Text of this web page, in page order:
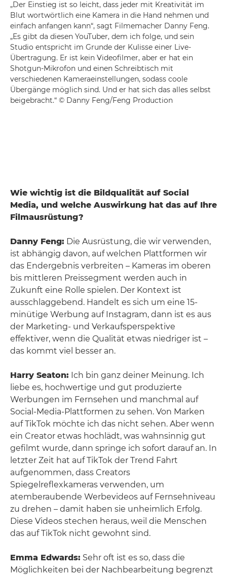
„Der Einstieg ist so leicht, dass jeder mit Kreativität im
Blut wortwörtlich eine Kamera in die Hand nehmen und
einfach anfangen kann“, sagt Filmemacher Danny Feng.
„Es gibt da diesen YouTuber, dem ich folge, und sein
Studio entspricht im Grunde der Kulisse einer Live-
Übertragung. Er ist kein Videofilmer, aber er hat ein
Shotgun-Mikrofon und einen Schreibtisch mit
verschiedenen Kameraeinstellungen, sodass coole
Übergänge möglich sind. Und er hat sich das alles selbst
beigebracht.“ © Danny Feng/Feng Production
Wie wichtig ist die Bildqualität auf Social
Media, und welche Auswirkung hat das auf Ihre
Filmausrüstung?
Danny Feng: Die Ausrüstung, die wir verwenden,
ist abhängig davon, auf welchen Plattformen wir
das Endergebnis verbreiten – Kameras im oberen
bis mittleren Preissegment werden auch in
Zukunft eine Rolle spielen. Der Kontext ist
ausschlaggebend. Handelt es sich um eine 15-
minütige Werbung auf Instagram, dann ist es aus
der Marketing- und Verkaufsperspektive
effektiver, wenn die Qualität etwas niedriger ist –
das kommt viel besser an.
Harry Seaton: Ich bin ganz deiner Meinung. Ich
liebe es, hochwertige und gut produzierte
Werbungen im Fernsehen und manchmal auf
Social-Media-Plattformen zu sehen. Von Marken
auf TikTok möchte ich das nicht sehen. Aber wenn
ein Creator etwas hochlädt, was wahnsinnig gut
gefilmt wurde, dann springe ich sofort darauf an. In
letzter Zeit hat auf TikTok der Trend Fahrt
aufgenommen, dass Creators
Spiegelreflexkameras verwenden, um
atemberaubende Werbevideos auf Fernsehniveau
zu drehen – damit haben sie unheimlich Erfolg.
Diese Videos stechen heraus, weil die Menschen
das auf TikTok nicht gewohnt sind.
Emma Edwards: Sehr oft ist es so, dass die
Möglichkeiten bei der Nachbearbeitung begrenzt